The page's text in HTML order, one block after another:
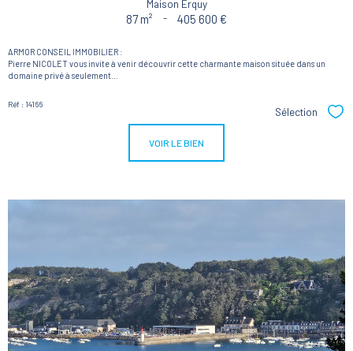
Maison Erquy
87 m² - 405 600 €
ARMOR CONSEIL IMMOBILIER :
Pierre NICOLET vous invite à venir découvrir cette charmante maison située dans un
domaine privé à seulement...
Réf : 14166
Sélection
VOIR LE BIEN